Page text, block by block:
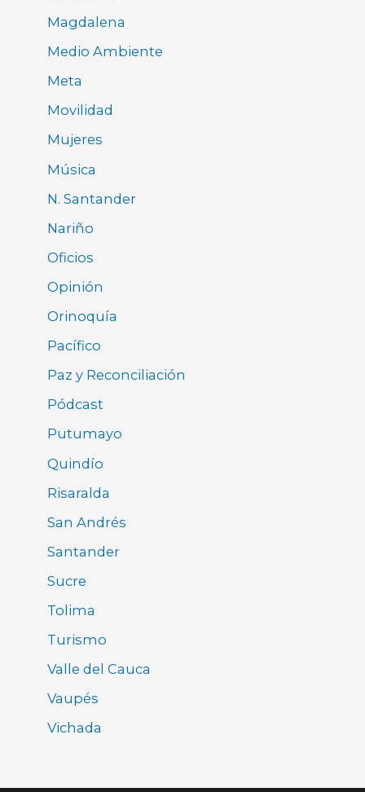
Magdalena
Medio Ambiente
Meta
Movilidad
Mujeres
Música
N. Santander
Nariño
Oficios
Opinión
Orinoquía
Pacífico
Paz y Reconciliación
Pódcast
Putumayo
Quindío
Risaralda
San Andrés
Santander
Sucre
Tolima
Turismo
Valle del Cauca
Vaupés
Vichada